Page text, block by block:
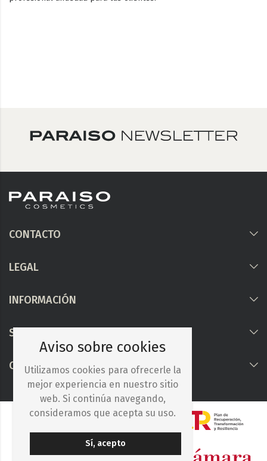
CONTACTO
LEGAL
INFORMACIÓN
Síguenos
COLABORAMOS CON
Aviso sobre cookies
Utilizamos cookies para ofrecerle la
mejor experiencia en nuestro sitio
web. Si continúa navegando,
consideramos que acepta su uso.
Sí, acepto